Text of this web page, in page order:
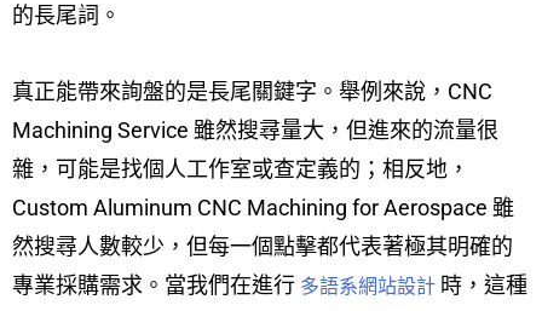
的長尾詞。
真正能帶來詢盤的是長尾關鍵字。舉例來說，CNC
Machining Service 雖然搜尋量大，但進來的流量很
雜，可能是找個人工作室或查定義的；相反地，
Custom Aluminum CNC Machining for Aerospace 雖
然搜尋人數較少，但每一個點擊都代表著極其明確的
專業採購需求。當我們在進行 多語系網站設計 時，這種